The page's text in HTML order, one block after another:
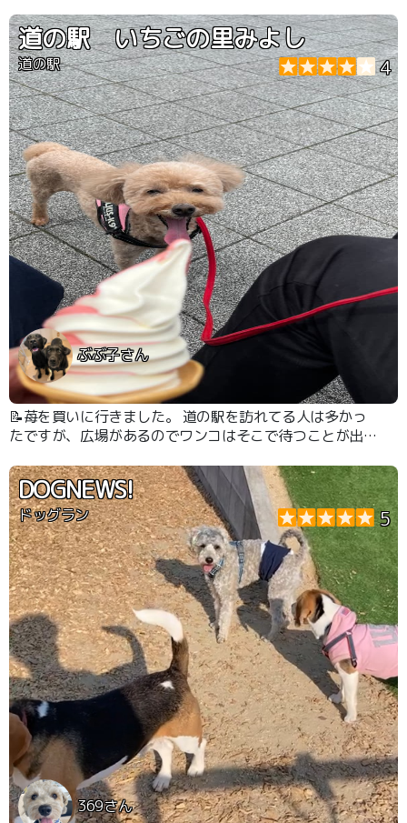
道の駅 いちごの里みよし
道の駅 4
ぶぶ子さん
📝苺を買いに行きました。 道の駅を訪れてる人は多かっ
たですが、広場があるのでワンコはそこで待つことが出来
DOGNEWS!
ドッグラン 5
369さん